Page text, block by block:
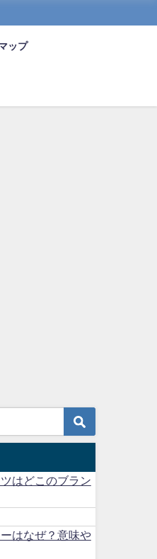
ップ
はどこのブラン
はなぜ？意味や